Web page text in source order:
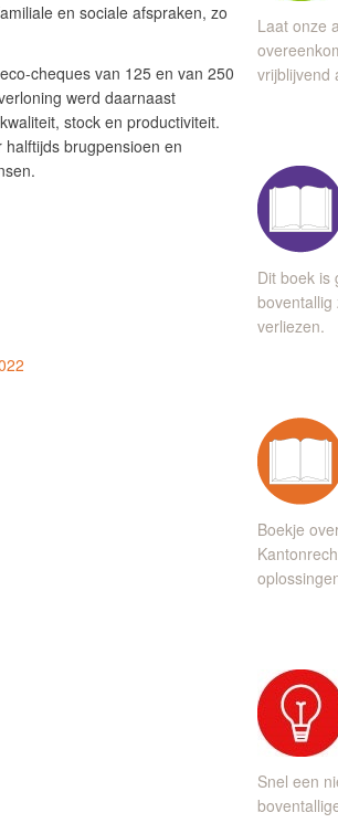
en sociale afspraken, zo
cheques van 125 en van 250
werd daarnaast
stock en productiviteit.
brugpensioen en
Laat onze
vrijblijvend
Dit boek is
boventallig
verliezen.
Boekje
Snel een